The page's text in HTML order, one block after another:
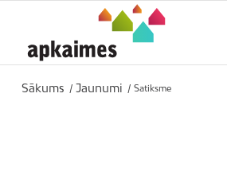
Sākums / Jaunumi / Satiksme